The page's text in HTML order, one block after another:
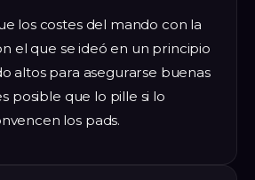
los costes del mando con la
el que se ideó en un principio
altos para asegurarse buenas
posible que lo pille si lo
los pads.